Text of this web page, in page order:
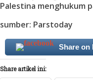
Palestina menghukum
sumber: Parstoday
Share on
Share artikel ini: